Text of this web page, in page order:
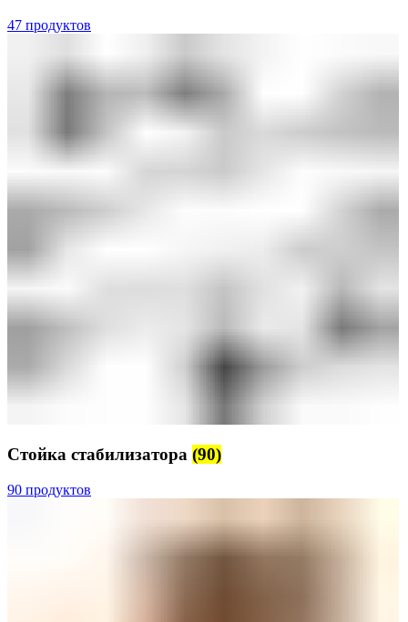
47 продуктов
Стойка стабилизатора (90)
90 продуктов